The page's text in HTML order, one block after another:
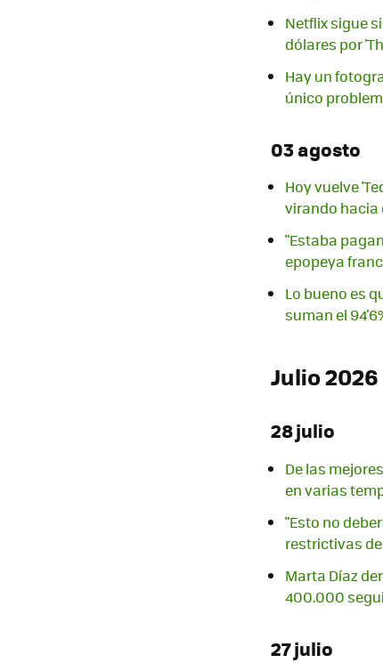
Netflix sigue
dólares por
Hay un
único
03 agosto
Hoy vuelve
virando hacia
"Estaba
epopeya
Lo bueno es
suman el
Julio 2026
28 julio
De las
en varias
"Esto no
restrictivas
Marta Díaz
400.000
27 julio